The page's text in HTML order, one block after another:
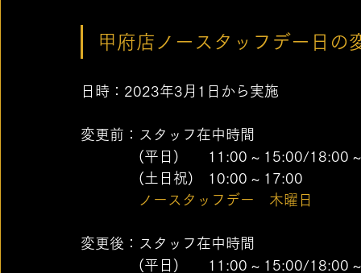
甲府店ノースタッフデー日の
日時：2023年3月1日から実施
変更前：スタッフ在中時間
(平日)　　11:00 ~ 15:00/18:00 ~
(土日祝)　10:00 ~ 17:00
ノースタッフデー　木曜日
変更後：スタッフ在中時間
(平日)　　11:00 ~ 15:00/18:00 ~